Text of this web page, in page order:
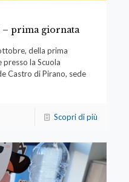
– prima giornata
della prima
la Scuola
Castro di Pirano, sede
Scopri di più